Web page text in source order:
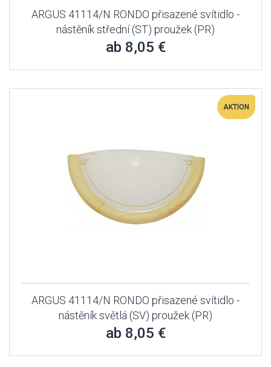
ARGUS 41114/N RONDO přisazené svítidlo -
nástěník střední (ST) proužek (PR)
ab 8,05 €
AKTION
ARGUS 41114/N RONDO přisazené svítidlo -
nástěník světlá (SV) proužek (PR)
ab 8,05 €